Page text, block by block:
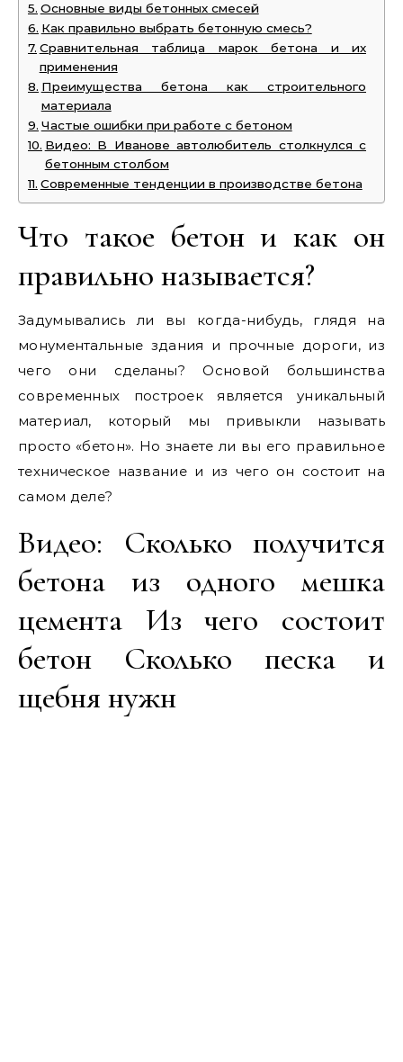
Основные виды бетонных смесей
Как правильно выбрать бетонную смесь?
Сравнительная таблица марок бетона и их
применения
Преимущества бетона как строительного
материала
Частые ошибки при работе с бетоном
Видео: В Иванове автолюбитель столкнулся с
бетонным столбом
Современные тенденции в производстве бетона
Что такое бетон и как он
правильно называется?
Задумывались ли вы когда-нибудь, глядя на
монументальные здания и прочные дороги, из
чего они сделаны? Основой большинства
современных построек является уникальный
материал, который мы привыкли называть
просто «бетон». Но знаете ли вы его правильное
техническое название и из чего он состоит на
самом деле?
Видео: Сколько получится
бетона из одного мешка
цемента Из чего состоит
бетон Сколько песка и
щебня нужн